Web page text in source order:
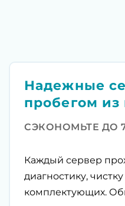
Надежные
пробегом
СЭКОНОМЬТЕ ДО
Каждый сервер
диагностику,
комплектующих.